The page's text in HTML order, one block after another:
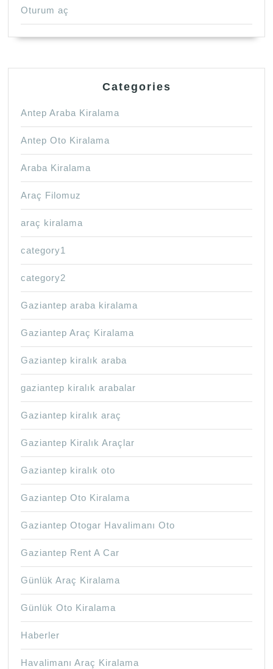
Oturum aç
Categories
Antep Araba Kiralama
Antep Oto Kiralama
Araba Kiralama
Araç Filomuz
araç kiralama
category1
category2
Gaziantep araba kiralama
Gaziantep Araç Kiralama
Gaziantep kiralık araba
gaziantep kiralık arabalar
Gaziantep kiralık araç
Gaziantep Kiralık Araçlar
Gaziantep kiralık oto
Gaziantep Oto Kiralama
Gaziantep Otogar Havalimanı Oto
Gaziantep Rent A Car
Günlük Araç Kiralama
Günlük Oto Kiralama
Haberler
Havalimanı Araç Kiralama